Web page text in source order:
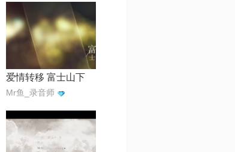
爱情转移 富士山下
Mr鱼_录音师